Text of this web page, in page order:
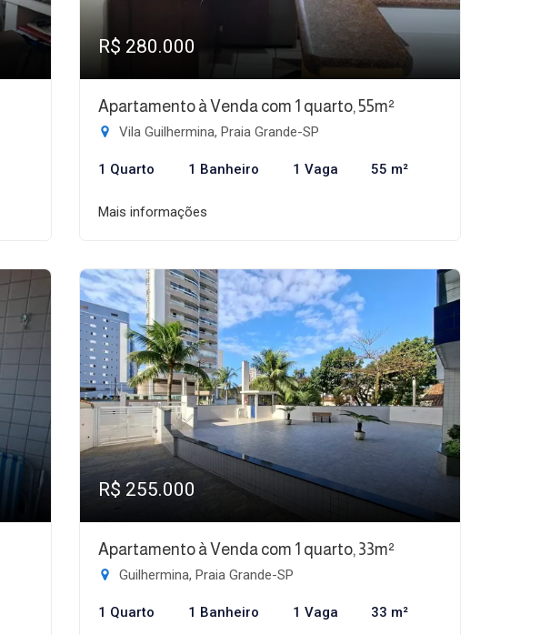
R$ 280.000
Apartamento à Venda com 1 quarto, 55m²
Vila Guilhermina, Praia Grande-SP
1 Quarto 1 Banheiro 1 Vaga 55 m²
Mais informações
R$ 255.000
Apartamento à Venda com 1 quarto, 33m²
Guilhermina, Praia Grande-SP
1 Quarto 1 Banheiro 1 Vaga 33 m²